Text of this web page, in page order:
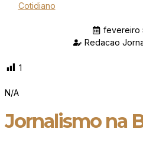
Cotidiano
fevereiro
Redacao
1
N/A
Jornalismo na